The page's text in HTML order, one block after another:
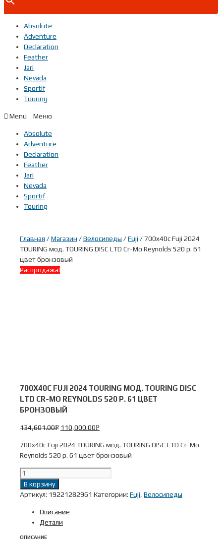
Absolute
Adventure
Declaration
Feather
Jari
Nevada
Sportif
Touring
Menu
Absolute
Adventure
Declaration
Feather
Jari
Nevada
Sportif
Touring
Главная /Магазин /Велосипеды /Fuji / 700x40c Fuji 2024
TOURING мод. TOURING DISC LTD Cr-Mo Reynolds 520 р. 61
цвет бронзовый
Распродажа!
700X40C FUJI 2024 TOURING МОД. TOURING DISC
LTD CR-MO REYNOLDS 520 Р. 61 ЦВЕТ
БРОНЗОВЫЙ
134,601.00Р 110,000.00Р
700x40c Fuji 2024 TOURING мод. TOURING DISC LTD Cr-Mo
Reynolds 520 р. 61 цвет бронзовый
Количество
700x40c
Fuji
TOURING
мод.
TOURING
В корзину
Артикул: 19221282961 Категории: Fuji Велосипеды
Описание
Детали
ОПИСАНИЕ